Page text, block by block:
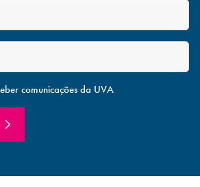
comunicações da UVA